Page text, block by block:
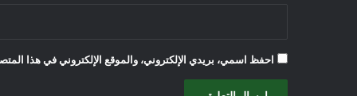
احفظ اسمي، بريدي الإلكتروني، والموقع الإلكتروني في هذا